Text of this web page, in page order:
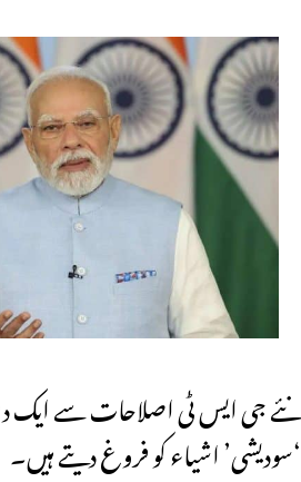
نئے جی ایس ٹی اصلاحات سے ایک
‘سودیشی’ اشیاء کو فروغ دیتے ہیں۔